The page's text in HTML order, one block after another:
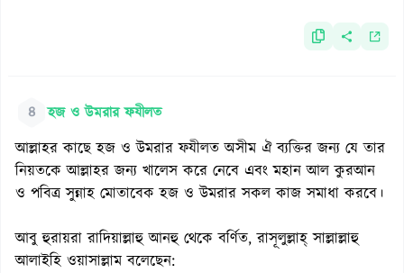
৪ হজ ও উমরার ফযীলত
আল্লাহর কাছে হজ ও উমরার ফযীলত অসীম ঐ ব্যক্তির জন্য যে তার
নিয়তকে আল্লাহর জন্য খালেস করে নেবে এবং মহান আল কুরআন
ও পবিত্র সুন্নাহ মোতাবেক হজ ও উমরার সকল কাজ সমাধা করবে।
আবু হুরায়রা রাদিয়াল্লাহু আনহু থেকে বর্ণিত, রাসূলুল্লাহ্ সাল্লাল্লাহু
আলাইহি ওয়াসাল্লাম বলেছেন: